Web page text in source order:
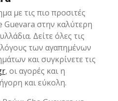
με τις πιο προσιτές
Guevara στην καλύτερη
Δείτε όλες τις
των αγαπημένων
και συγκρίνετε τις
, οι αγορές και η
και εύκολη.